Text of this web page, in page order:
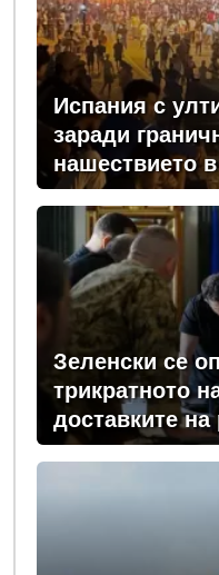
Испания с
заради
нашествието
Зеленски се
трикратното
доставките
от Запада за